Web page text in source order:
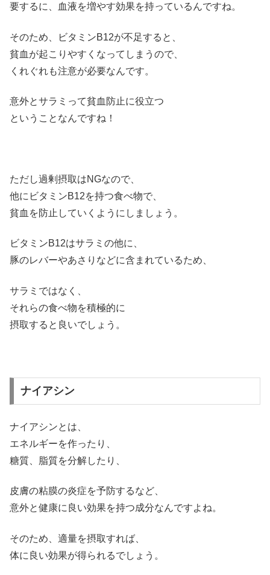
要するに、血液を増やす効果を持っているんですね。
そのため、ビタミンB12が不足すると、
貧血が起こりやすくなってしまうので、
くれぐれも注意が必要なんです。
意外とサラミって貧血防止に役立つ
ということなんですね！
ただし過剰摂取はNGなので、
他にビタミンB12を持つ食べ物で、
貧血を防止していくようにしましょう。
ビタミンB12はサラミの他に、
豚のレバーやあさりなどに含まれているため、
サラミではなく、
それらの食べ物を積極的に
摂取すると良いでしょう。
ナイアシン
ナイアシンとは、
エネルギーを作ったり、
糖質、脂質を分解したり、
皮膚の粘膜の炎症を予防するなど、
意外と健康に良い効果を持つ成分なんですよね。
そのため、適量を摂取すれば、
体に良い効果が得られるでしょう。